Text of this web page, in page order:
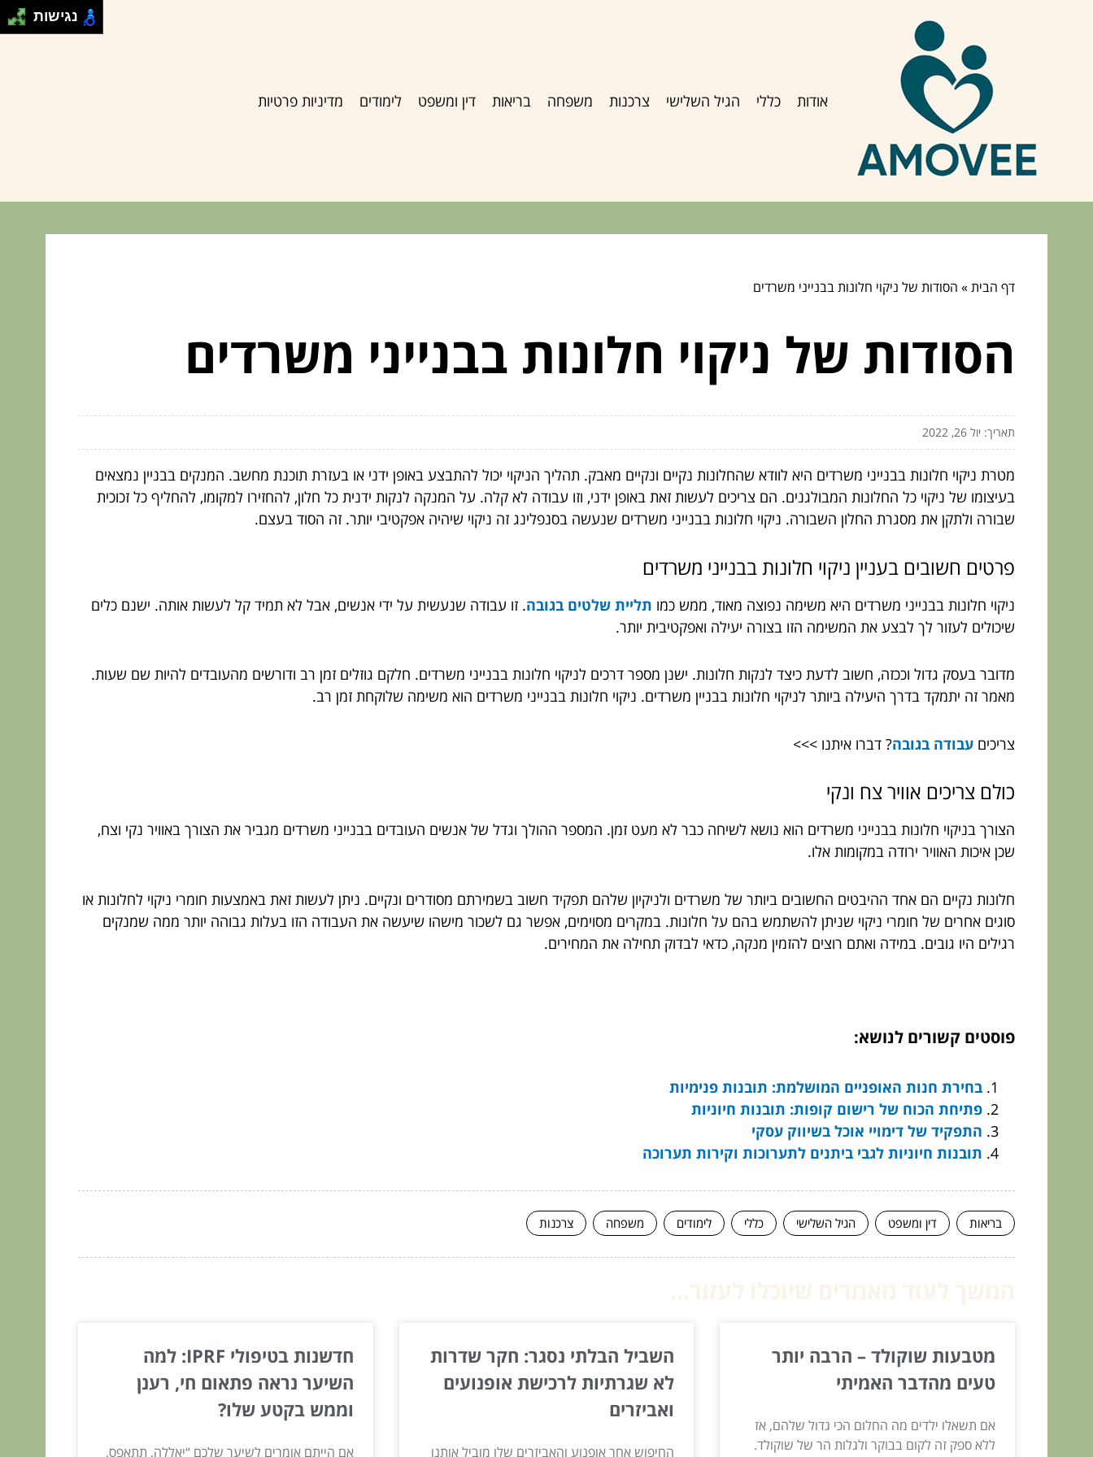
אודות כללי הגיל השלישי צרכנות משפחה בריאות דין ומשפט לימודים מדיניות פרטיות
דף הבית» הסודות של ניקוי חלונות בבנייני משרדים
הסודות של ניקוי חלונות בבנייני משרדים
תאריך: יול 26, 2022
מטרת ניקוי חלונות בבנייני משרדים היא לוודא שהחלונות נקיים ונקיים מאבק. תהליך הניקוי יכול להתבצע באופן ידני או בעזרת תוכנת מחשב. המנקים בבניין נמצאים
בעיצומו של ניקוי כל החלונות המבולגנים. הם צריכים לעשות זאת באופן ידני, וזו עבודה לא קלה. על המנקה לנקות ידנית כל חלון, להחזירו למקומו, להחליף כל זכוכית
שבורה ולתקן את מסגרת החלון השבורה. ניקוי חלונות בבנייני משרדים שנעשה בסנפלינג זה ניקוי שיהיה אפקטיבי יותר. זה הסוד בעצם.
פרטים חשובים בעניין ניקוי חלונות בבנייני משרדים
ניקוי חלונות בבנייני משרדים היא משימה נפוצה מאוד, ממש כמו תליית שלטים בגובה. זו עבודה שנעשית על ידי אנשים, אבל לא תמיד קל לעשות אותה. ישנם כלים
שיכולים לעזור לך לבצע את המשימה הזו בצורה יעילה ואפקטיבית יותר.
מדובר בעסק גדול וככזה, חשוב לדעת כיצד לנקות חלונות. ישנן מספר דרכים לניקוי חלונות בבנייני משרדים. חלקם גוזלים זמן רב ודורשים מהעובדים להיות שם שעות.
מאמר זה יתמקד בדרך היעילה ביותר לניקוי חלונות בבניין משרדים. ניקוי חלונות בבנייני משרדים הוא משימה שלוקחת זמן רב.
צריכים עבודה בגובה? דברו איתנו >>>
כולם צריכים אוויר צח ונקי
הצורך בניקוי חלונות בבנייני משרדים הוא נושא לשיחה כבר לא מעט זמן. המספר ההולך וגדל של אנשים העובדים בבנייני משרדים מגביר את הצורך באוויר נקי וצח,
שכן איכות האוויר ירודה במקומות אלו.
חלונות נקיים הם אחד ההיבטים החשובים ביותר של משרדים ולניקיון שלהם תפקיד חשוב בשמירתם מסודרים ונקיים. ניתן לעשות זאת באמצעות חומרי ניקוי לחלונות או
סוגים אחרים של חומרי ניקוי שניתן להשתמש בהם על חלונות. במקרים מסוימים, אפשר גם לשכור מישהו שיעשה את העבודה הזו בעלות גבוהה יותר ממה שמנקים
רגילים היו גובים. במידה ואתם רוצים להזמין מנקה, כדאי לבדוק תחילה את המחירים.
פוסטים קשורים לנושא:
בחירת חנות האופניים המושלמת: תובנות פנימיות
פתיחת הכוח של רישום קופות: תובנות חיוניות
התפקיד של דימויי אוכל בשיווק עסקי
תובנות חיוניות לגבי ביתנים לתערוכות וקירות תערוכה
בריאות דין ומשפט הגיל השלישי כללי לימודים משפחה צרכנות
מטבעות שוקולד – הרבה יותר
טעים מהדבר האמיתי
אם תשאלו ילדים מה החלום הכי גדול שלהם, אז
ללא ספק זה לקום בבוקר ולגלות הר של שוקולד.
השביל הבלתי נסגר: חקר שדרות
לא שגרתיות לרכישת אופנועים
ואביזרים
החיפוש אחר אופנוע והאביזרים שלו מוביל אותנו
חדשנות בטיפולי IPRF: למה
השיער נראה פתאום חי, רענן
וממש בקטע שלו?
אם הייתם אומרים לשיער שלכם “יאללה, תתאפס,
נגישות